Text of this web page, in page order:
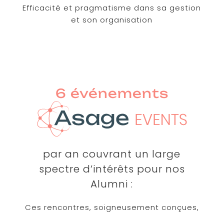
Efficacité et pragmatisme dans sa gestion
et son organisation
6 événements
par an couvrant un large
spectre d’intérêts pour nos
Alumni :
Ces rencontres, soigneusement conçues,